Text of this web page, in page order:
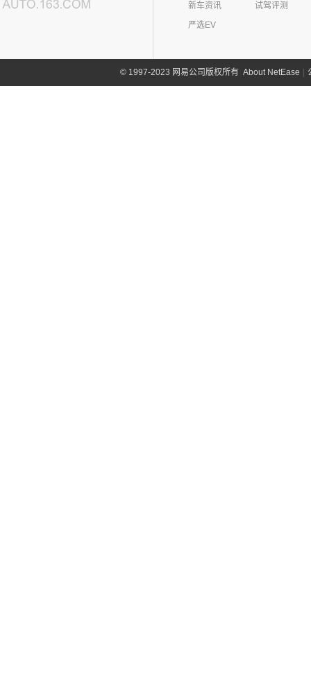
新车资讯
试驾评测
严选EV
©1997-2023 网易公司版权所有 About NetEase